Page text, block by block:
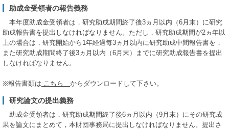
助成金受領者の報告義務
本年度助成金受領者は，研究助成期間終了後3ヵ月以内（6月末）に研究
助成報告書を提出しなければなりません。ただし，研究助成期間が2ヵ年以
上の場合は，研究開始から1年経過毎3ヵ月以内に研究助成中間報告書を，
また研究助成期間終了後3ヵ月以内（6月末）までに研究助成報告書を提出
しなければなりません。
※報告書類は こちら からダウンロードして下さい。
研究論文の提出義務
助成金受領者は，研究助成期間終了後6ヵ月以内（9月末）にその研究成
果を論文にまとめて，本財団事務局に提出しなければなりません。提出さ